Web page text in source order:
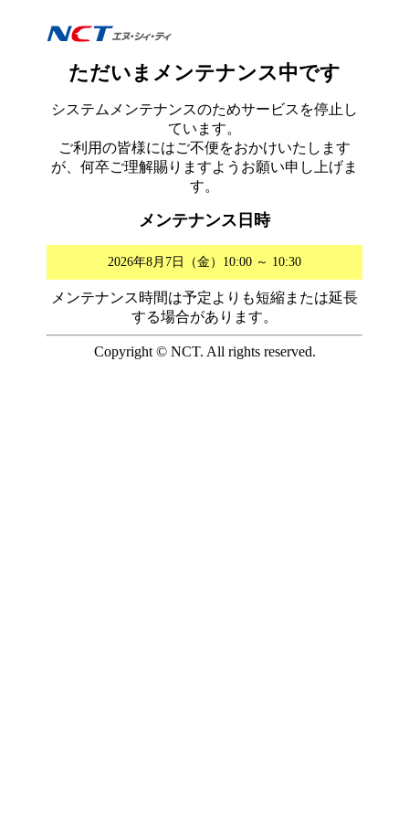
ただいまメンテナンス中です
システムメンテナンスのためサービスを停止し
ています。
ご利用の皆様にはご不便をおかけいたします
が、何卒ご理解賜りますようお願い申し上げま
す。
メンテナンス日時
2026年8月7日（金）10:00 ～ 10:30
メンテナンス時間は予定よりも短縮または延長
する場合があります。
Copyright © NCT. All rights reserved.